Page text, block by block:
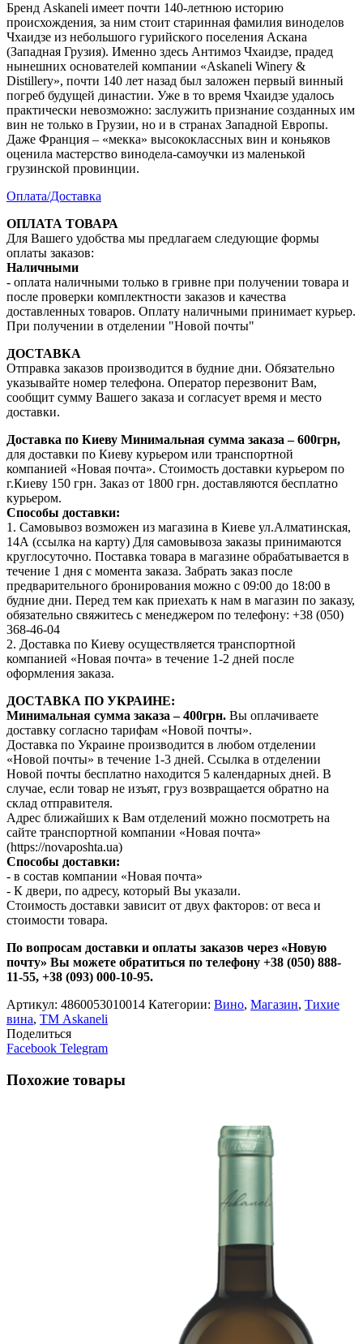
Бренд Askaneli имеет почти 140-летнюю историю
происхождения, за ним стоит старинная фамилия виноделов
Чхаидзе из небольшого гурийского поселения Аскана
(Западная Грузия). Именно здесь Антимоз Чхаидзе, прадед
нынешних основателей компании «Askaneli Winery &
Distillery», почти 140 лет назад был заложен первый винный
погреб будущей династии. Уже в то время Чхаидзе удалось
практически невозможно: заслужить признание созданных им
вин не только в Грузии, но и в странах Западной Европы.
Даже Франция – «мекка» высококлассных вин и коньяков
оценила мастерство винодела-самоучки из маленькой
грузинской провинции.
Оплата/Доставка
ОПЛАТА ТОВАРА
Для Вашего удобства мы предлагаем следующие формы
оплаты заказов:
Наличными
- оплата наличными только в гривне при получении товара и
после проверки комплектности заказов и качества
доставленных товаров. Оплату наличными принимает курьер.
При получении в отделении "Новой почты"
ДОСТАВКА
Отправка заказов производится в будние дни. Обязательно
указывайте номер телефона. Оператор перезвонит Вам,
сообщит сумму Вашего заказа и согласует время и место
доставки.
Доставка по Киеву Минимальная сумма заказа – 600грн,
для доставки по Киеву курьером или транспортной
компанией «Новая почта». Стоимость доставки курьером по
г.Киеву 150 грн. Заказ от 1800 грн. доставляются бесплатно
курьером.
Способы доставки:
1. Самовывоз возможен из магазина в Киеве ул.Алматинская,
14А (ссылка на карту) Для самовывоза заказы принимаются
круглосуточно. Поставка товара в магазине обрабатывается в
течение 1 дня с момента заказа. Забрать заказ после
предварительного бронирования можно с 09:00 до 18:00 в
будние дни. Перед тем как приехать к нам в магазин по заказу,
обязательно свяжитесь с менеджером по телефону: +38 (050)
368-46-04
2. Доставка по Киеву осуществляется транспортной
компанией «Новая почта» в течение 1-2 дней после
оформления заказа.
ДОСТАВКА ПО УКРАИНЕ:
Минимальная сумма заказа – 400грн. Вы оплачиваете
доставку согласно тарифам «Новой почты».
Доставка по Украине производится в любом отделении
«Новой почты» в течение 1-3 дней. Ссылка в отделении
Новой почты бесплатно находится 5 календарных дней. В
случае, если товар не изъят, груз возвращается обратно на
склад отправителя.
Адрес ближайших к Вам отделений можно посмотреть на
сайте транспортной компании «Новая почта»
(https://novaposhta.ua)
Способы доставки:
- в состав компании «Новая почта»
- К двери, по адресу, который Вы указали.
Стоимость доставки зависит от двух факторов: от веса и
стоимости товара.
По вопросам доставки и оплаты заказов через «Новую
почту» Вы можете обратиться по телефону +38 (050) 888-
11-55, +38 (093) 000-10-95.
Артикул: 4860053010014 Категории: Вино, Магазин, Тихие
вина, ТМ Askaneli
Поделиться
Facebook Telegram
Похожие товары